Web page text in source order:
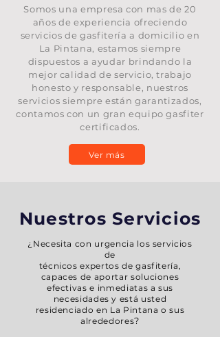
Somos una empresa con mas de 20
años de experiencia ofreciendo
servicios de gasfitería a domicilio en
La Pintana, estamos siempre
dispuestos a ayudar brindando la
mejor calidad de servicio, trabajo
honesto y responsable, nuestros
servicios siempre están garantizados,
contamos con un gran equipo gasfiter
certificados.
Ver más
Nuestros Servicios
¿Necesita con urgencia los servicios
de
técnicos expertos de gasfitería,
capaces de aportar soluciones
efectivas e inmediatas a sus
necesidades y está usted
residenciado en La Pintana o sus
alrededores?